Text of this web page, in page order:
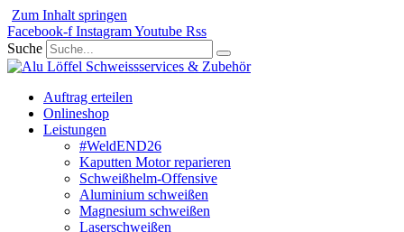
Zum Inhalt springen
Facebook-f InstagramYoutube Rss
Suche
Auftrag erteilen
Onlineshop
Leistungen
#WeldEND26
Kaputten Motor reparieren
Schweißhelm-Offensive
Aluminium schweißen
Magnesium schweißen
Laserschweißen